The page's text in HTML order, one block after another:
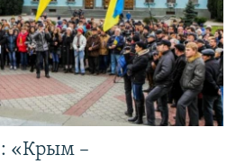
«Крым –